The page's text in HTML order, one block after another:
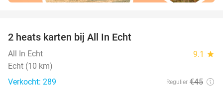
2 heats karten bij All In Echt
All In Echt 9.1 star
Echt (10 km)
Verkocht: 289
Regulier €45